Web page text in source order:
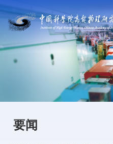
要闻